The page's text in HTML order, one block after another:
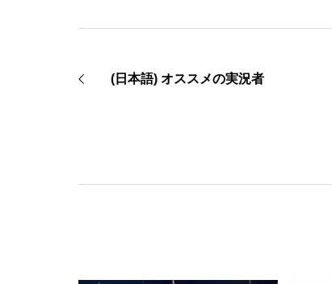
(日本語) オススメの実況者